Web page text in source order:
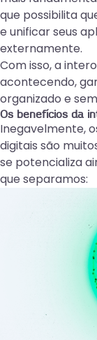
que possibilita
e unificar seus
externamente.
Com isso, a
acontecendo,
organizado e
Os benefícios da
Inegavelmente,
digitais são
se potencializa
que separamos: